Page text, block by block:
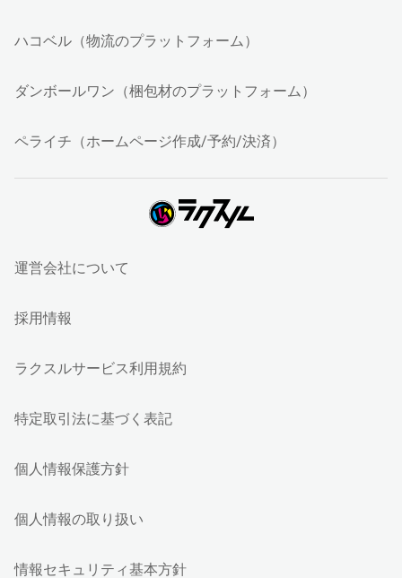
ハコベル（物流のプラットフォーム）
ダンボールワン（梱包材のプラットフォーム）
ペライチ（ホームページ作成/予約/決済）
運営会社について
採用情報
ラクスルサービス利用規約
特定取引法に基づく表記
個人情報保護方針
個人情報の取り扱い
情報セキュリティ基本方針